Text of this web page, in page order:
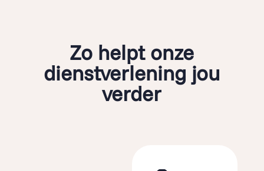
Zo helpt onze
dienstverlening jou
verder